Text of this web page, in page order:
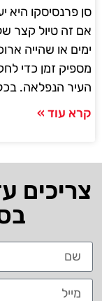
סן פרנסיסקו היא
אם זה טיול קצר
ימים או שהייה
מספיק זמן כדי
העיר הנפלאה.
קרא עוד »
צריכים